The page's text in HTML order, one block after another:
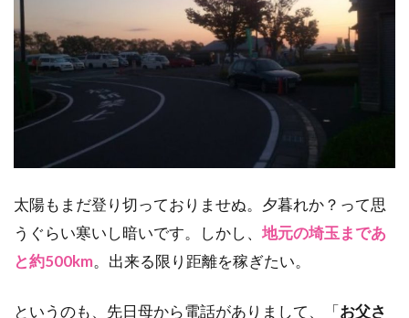
太陽もまだ登り切っておりませぬ。夕暮れか？って思
うぐらい寒いし暗いです。しかし、 地元の埼玉まであ
と約500km。出来る限り距離を稼ぎたい。
というのも、先日母から電話がありまして、「お父さ